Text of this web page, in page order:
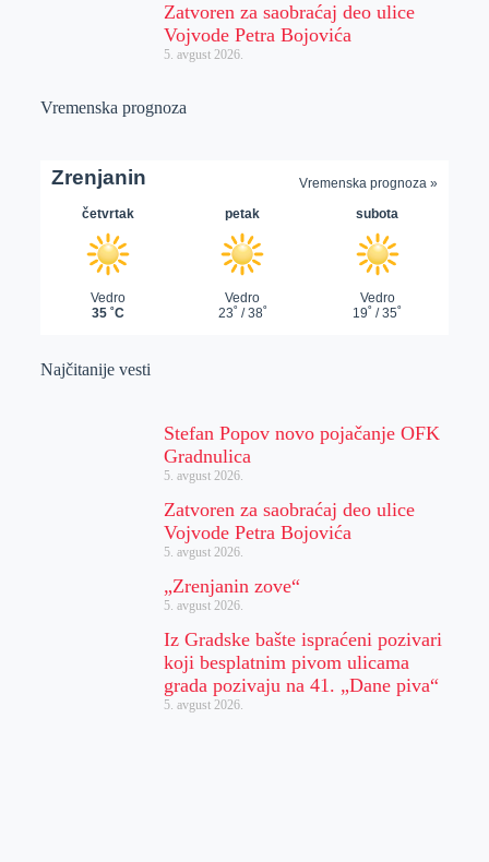
Zatvoren za saobraćaj deo ulice
Vojvode Petra Bojovića
5. avgust 2026.
Vremenska prognoza
Najčitanije vesti
Stefan Popov novo pojačanje OFK
Gradnulica
5. avgust 2026.
Zatvoren za saobraćaj deo ulice
Vojvode Petra Bojovića
5. avgust 2026.
„Zrenjanin zove“
5. avgust 2026.
Iz Gradske bašte ispraćeni pozivari
koji besplatnim pivom ulicama
grada pozivaju na 41. „Dane piva“
5. avgust 2026.